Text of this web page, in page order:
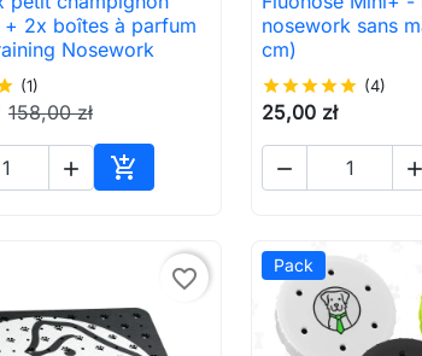
Aperçu rapide
+ 2x boîtes à parfum
Nosework
(1)
158,00 zł
 
Ajouter au panier

nosework sans
cm)
starstarstarstarstar (4)
25,00 zł
 
favorite_border Pack